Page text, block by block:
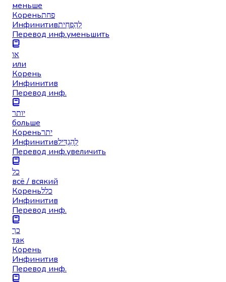
меньше
Кореньפחת
Инфинитивלְהַפְחִית
Перевод инф.уменьшить
או
или
Корень
Инфинитив
Перевод инф.
יותר
больше
Кореньיתר
Инфинитивלְהַגְדִּיל
Перевод инф.увеличить
כל
всё / всякий
Кореньכלל
Инфинитив
Перевод инф.
כך
так
Корень
Инфинитив
Перевод инф.